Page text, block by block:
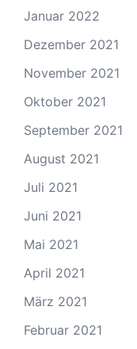
Januar 2022
Dezember 2021
November 2021
Oktober 2021
September 2021
August 2021
Juli 2021
Juni 2021
Mai 2021
April 2021
März 2021
Februar 2021